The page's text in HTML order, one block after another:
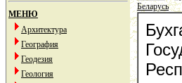
МЕНЮ
Архитектура
География
Геодезия
Геология
Беларусь